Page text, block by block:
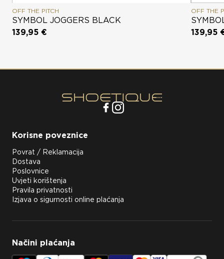
OFF THE PITCH
SYMBOL JOGGERS BLACK
139,95 €
OFF THE
139,95
Korisne poveznice
Povrat / Reklamacija
Dostava
Poslovnice
Uvjeti korištenja
Pravila privatnosti
Izjava o sigurnosti online plaćanja
Načini plaćanja